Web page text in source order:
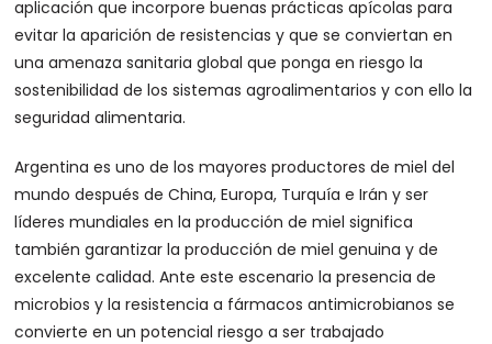
aplicación que incorpore buenas prácticas apícolas para
evitar la aparición de resistencias y que se conviertan en
una amenaza sanitaria global que ponga en riesgo la
sostenibilidad de los sistemas agroalimentarios y con ello la
seguridad alimentaria.
Argentina es uno de los mayores productores de miel del
mundo después de China, Europa, Turquía e Irán y ser
líderes mundiales en la producción de miel significa
también garantizar la producción de miel genuina y de
excelente calidad. Ante este escenario la presencia de
microbios y la resistencia a fármacos antimicrobianos se
convierte en un potencial riesgo a ser trabajado